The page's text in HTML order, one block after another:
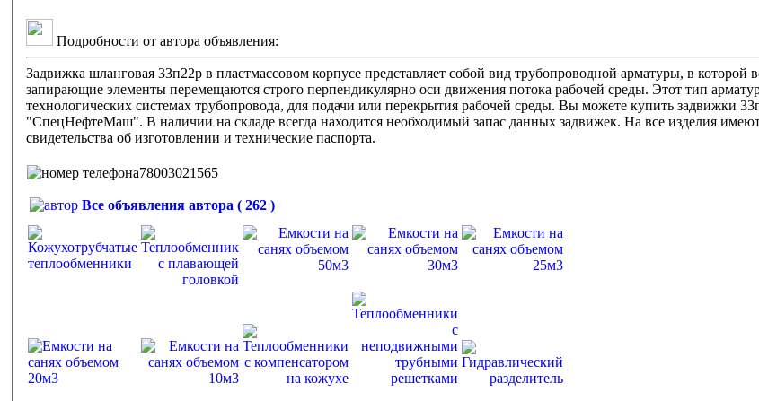
Подробности от автора объявления:
Задвижка шланговая 33п22р в пластмассовом корпусе представляет собой вид трубопроводной арматуры, в которой
запирающие элементы перемещаются строго перпендикулярно оси движения потока рабочей среды. Этот тип
технологических системах трубопровода, для подачи или перекрытия рабочей среды. Вы можете купить задвижки
"СпецНефтеМаш". В наличии на складе всегда находится необходимый запас данных задвижек. На все изделия
свидетельства об изготовлении и технические паспорта.
78003021565
Все объявления автора ( 262 )